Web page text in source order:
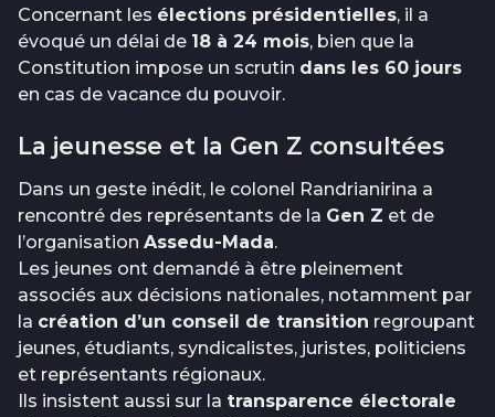
Concernant les élections présidentielles, il a
évoqué un délai de 18 à 24 mois, bien que la
Constitution impose un scrutin dans les 60 jours
en cas de vacance du pouvoir.
La jeunesse et la Gen Z consultées
Dans un geste inédit, le colonel Randrianirina a
rencontré des représentants de la Gen Z et de
l’organisation Assedu-Mada.
Les jeunes ont demandé à être pleinement
associés aux décisions nationales, notamment par
la création d’un conseil de transition regroupant
jeunes, étudiants, syndicalistes, juristes, politiciens
et représentants régionaux.
Ils insistent aussi sur la transparence électorale